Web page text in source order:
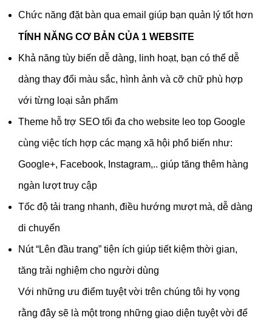
Chức năng đặt bàn qua email giúp bạn quản lý tốt hơn
TÍNH NĂNG CƠ BẢN CỦA 1 WEBSITE
Khả năng tùy biến dễ dàng, linh hoạt, bạn có thể dễ
dàng thay đổi màu sắc, hình ảnh và cỡ chữ phù hợp
với từng loại sản phẩm
Theme hỗ trợ SEO tối đa cho website leo top Google
cùng việc tích hợp các mạng xã hội phổ biến như:
Google+, Facebook, Instagram,.. giúp tăng thêm hàng
ngàn lượt truy cập
Tốc độ tải trang nhanh, điều hướng mượt mà, dễ dàng
di chuyển
Nút “Lên đầu trang” tiện ích giúp tiết kiệm thời gian,
tăng trải nghiệm cho người dùng
Với những ưu điểm tuyệt vời trên chúng tôi hy vọng
rằng đây sẽ là một trong những giao diện tuyệt vời để